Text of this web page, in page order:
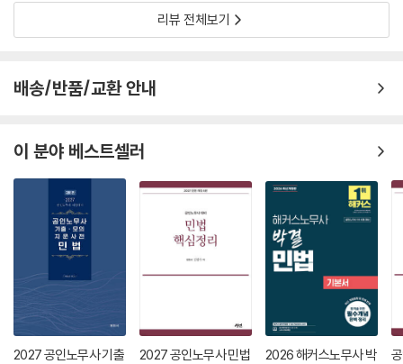
있는지를 반복하여 연습하는 것이 필요합니다.
본서 [공인노무사 민사소송법의 맥]은 저자(윤동환)의 저서인 사법시험?
법의 맥(Since 2015)’을 바탕으로 하였습니다.
저자(임준기)는 2024년 1월에 있었던 변호사시험을 치른 수험생이었습
니다. 따라서 본서를 집필하는 과정에서 최우선순위로 둔 것은 위와 같은
공인노무사 시험의 취지와 출제경향에 맞도록, “강사가 아닌 수험생의 입
장에서”, “수험서를 만들기 전에 합격생을 만든다”는 생각이었습니다. 변
호사시험에서 최우등 성적을 얻은 강사의 지적 능력을 과시하려는 욕심이
나 지엽적인 출제로부터 면피하기 위한 무분별한 判例의 나열을 지양하
고, “합격생의 머릿속에는 어떤 지식이 있을까?”라는 물음에 답하며 그에
적합한 분량과 표현으로 민사소송법의 정수(精髓)를 다듬었습니다.
리뷰 전체보기
배송/반품/교환 안내
이 분야 베스트셀러
2027 공인노무사 기출
2027 공인노무사 민법
2026 해커스노무사 박